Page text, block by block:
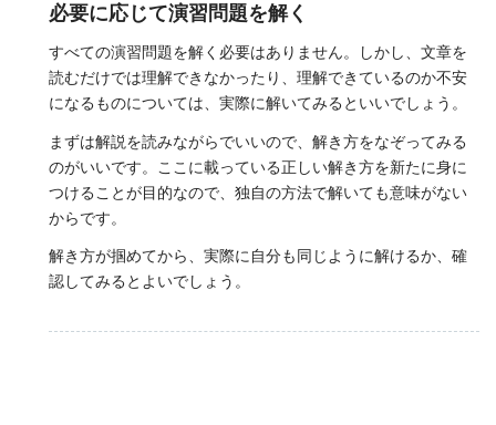
必要に応じて演習問題を解く
すべての演習問題を解く必要はありません。しかし、文章を
読むだけでは理解できなかったり、理解できているのか不安
になるものについては、実際に解いてみるといいでしょう。
まずは解説を読みながらでいいので、解き方をなぞってみる
のがいいです。ここに載っている正しい解き方を新たに身に
つけることが目的なので、独自の方法で解いても意味がない
からです。
解き方が掴めてから、実際に自分も同じように解けるか、確
認してみるとよいでしょう。